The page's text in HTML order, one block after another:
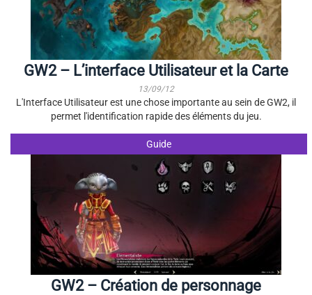
GW2 – L’interface Utilisateur et la Carte
13/09/12
L'Interface Utilisateur est une chose importante au sein de GW2, il
permet l'identification rapide des éléments du jeu.
Guide
GW2 – Création de personnage